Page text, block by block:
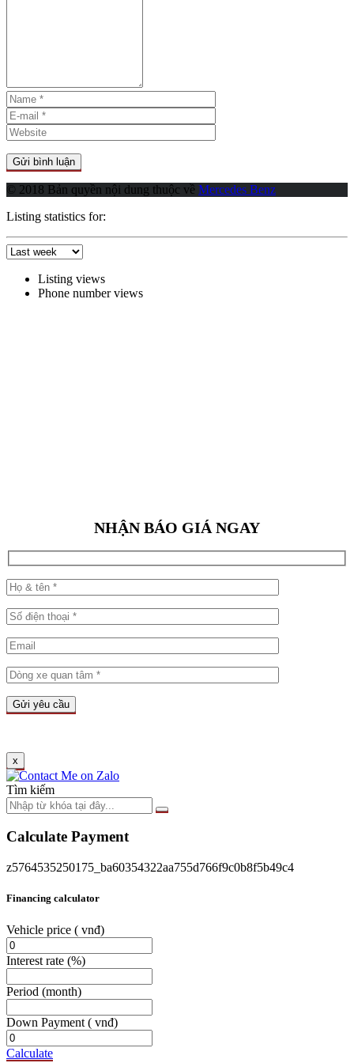
© 2018 Bản quyền nội dung thuộc về Mercedes Benz
Listing statistics for:
Listing views
Phone number views
NHẬN BÁO GIÁ NGAY
x
Tìm kiếm
Calculate Payment
z5764535250175_ba60354322aa755d766f9c0b8f5b49c4
Financing calculator
Vehicle price ( vnđ)
Interest rate (%)
Period (month)
Down Payment ( vnđ)
Calculate